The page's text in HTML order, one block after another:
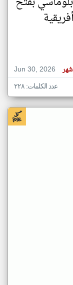
Jun 30, 2026
عدد الكلمات: ٢٢٨